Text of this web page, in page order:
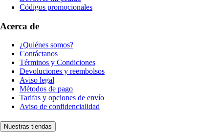
Códigos promocionales
Acerca de
¿Quiénes somos?
Contáctanos
Términos y Condiciones
Devoluciones y reembolsos
Aviso legal
Métodos de pago
Tarifas y opciones de envío
Aviso de confidencialidad
Nuestras tiendas